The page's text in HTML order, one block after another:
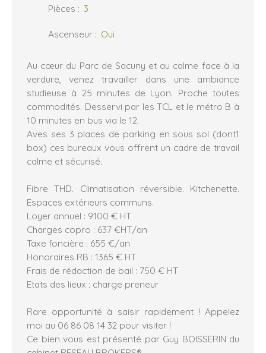
Pièces : 3
Ascenseur : Oui
Au cœur du Parc de Sacuny et au calme face à la
verdure, venez travailler dans une ambiance
studieuse à 25 minutes de Lyon. Proche toutes
commodités. Desservi par les TCL et le métro B à
10 minutes en bus via le 12.
Aves ses 3 places de parking en sous sol (dont1
box) ces bureaux vous offrent un cadre de travail
calme et sécurisé.
Fibre THD. Climatisation réversible. Kitchenette.
Espaces extérieurs communs.
Loyer annuel : 9100 € HT
Charges copro : 637 €HT/an
Taxe foncière : 655 €/an
Honoraires RB : 1365 € HT
Frais de rédaction de bail : 750 € HT
Etats des lieux : charge preneur
Rare opportunité à saisir rapidement ! Appelez
moi au 06 86 08 14 32 pour visiter !
Ce bien vous est présenté par Guy BOISSERIN du